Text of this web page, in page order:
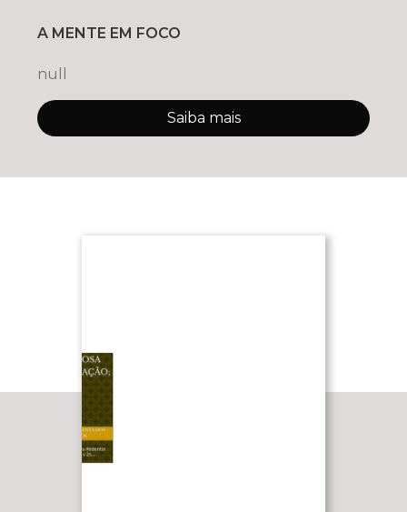
A MENTE EM FOCO
null
Saiba mais